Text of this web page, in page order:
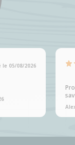
le 05/08/2026